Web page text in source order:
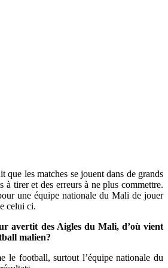
que les matches se jouent dans de grands
à tirer et des erreurs à ne plus commettre.
une équipe nationale du Mali de jouer
celui ci.
avertit des Aigles du Mali, d’où vient
malien?
le football, surtout l’équipe nationale du